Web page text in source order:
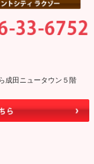
田ニュータウン５階